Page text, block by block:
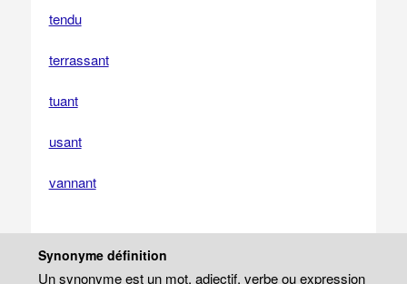
tendu
terrassant
tuant
usant
vannant
Synonyme définition
Un synonyme est un mot, adjectif, verbe ou expression